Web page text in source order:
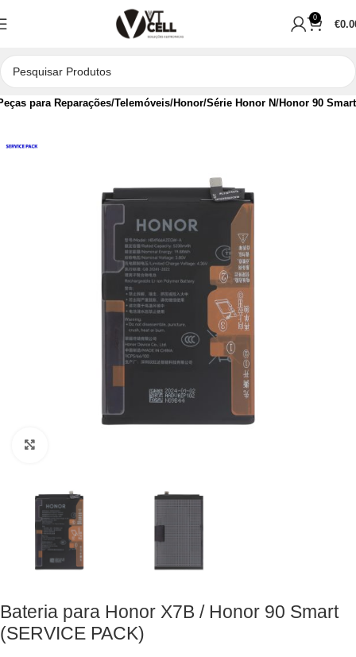
0
€
para Reparações Telemóveis Honor Série Honor N Honor 90 Smart
Bateria para Honor X7B / Honor 90 Smart
(SERVICE PACK)